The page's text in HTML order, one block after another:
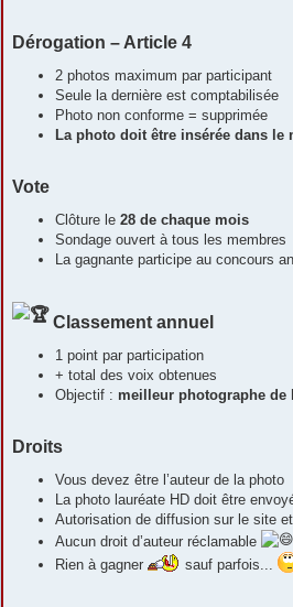
Dérogation – Article 4
2 photos maximum par participant
Seule la dernière est comptabilisée
Photo non conforme = supprimée
La photo doit être insérée dans le
Vote
Clôture le 28 de chaque mois
Sondage ouvert à tous les membres
La gagnante participe au concours
Classement annuel
1 point par participation
+ total des voix obtenues
Objectif : meilleur photographe de
Droits
Vous devez être l’auteur de la photo
La photo lauréate HD doit être
Autorisation de diffusion sur le site
Aucun droit d’auteur réclamable
Rien à gagner
sauf parfois...